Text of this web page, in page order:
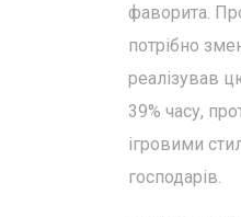
фаворита.
потрібно
реалізував
39% часу,
ігровими
господарів.